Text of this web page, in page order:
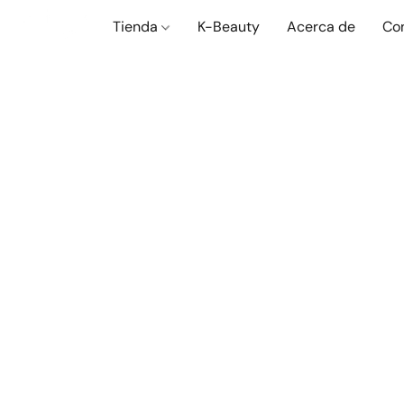
Tienda K-Beauty Acerca de